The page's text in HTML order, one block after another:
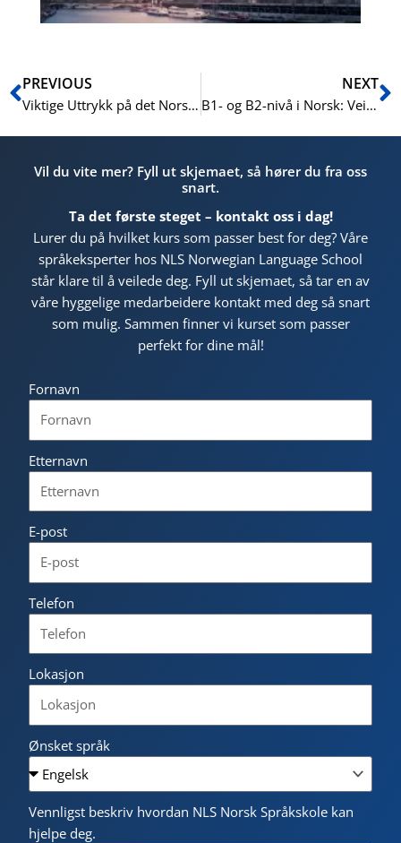
Prev
PREVIOUS
Viktige Uttrykk på det Norske Kjøkkenet
NEXT
B1- og B2-nivå i Norsk: Veien til Statsborgerskap, Karriere og Utdanning
Vil du vite mer? Fyll ut skjemaet, så hører du fra oss
snart.
Ta det første steget – kontakt oss i dag!
Lurer du på hvilket kurs som passer best for deg? Våre
språkeksperter hos NLS Norwegian Language School
står klare til å veilede deg. Fyll ut skjemaet, så tar en av
våre hyggelige medarbeidere kontakt med deg så snart
som mulig. Sammen finner vi kurset som passer
perfekt for dine mål!
Fornavn
Etternavn
E-post
Telefon
Lokasjon
Ønsket språk
Vennligst beskriv hvordan NLS Norsk Språkskole kan
hjelpe deg.